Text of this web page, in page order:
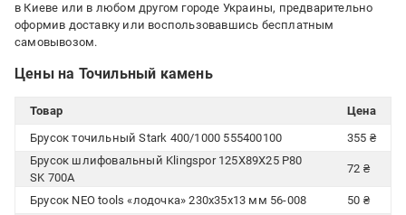
в Киеве или в любом другом городе Украины, предварительно
оформив доставку или воспользовавшись бесплатным
самовывозом.
Цены на Точильный камень
Товар
Цена
Брусок точильный Stark 400/1000 555400100
355 ₴
Брусок шлифовальный Klingspor 125X89X25 Р80
SK 700A
72 ₴
Брусок NEO tools «лодочка» 230x35x13 мм 56-008
50 ₴